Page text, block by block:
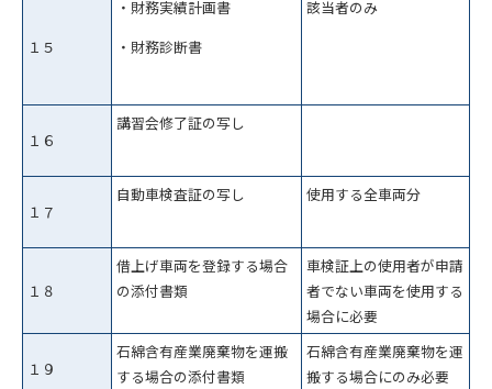
１５
・財務実績計画書
・財務診断書
該当者のみ
１６
講習会修了証の写し
１７
自動車検査証の写し 使用する全車両分
１８
借上げ車両を登録する場合
の添付書類
車検証上の使用者が申請
者でない車両を使用する
場合に必要
１９
石綿含有産業廃棄物を運搬
する場合の添付書類
石綿含有産業廃棄物を運
搬する場合にのみ必要